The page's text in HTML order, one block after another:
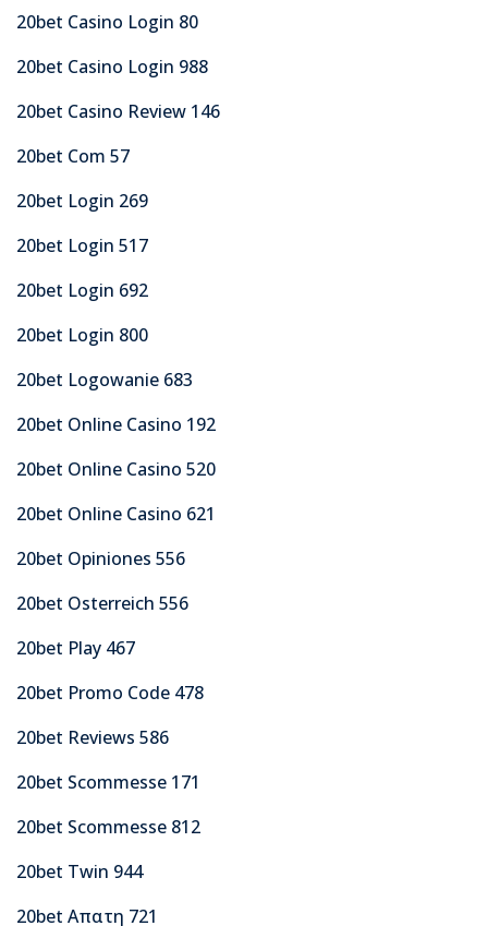
20bet Casino Login 80
20bet Casino Login 988
20bet Casino Review 146
20bet Com 57
20bet Login 269
20bet Login 517
20bet Login 692
20bet Login 800
20bet Logowanie 683
20bet Online Casino 192
20bet Online Casino 520
20bet Online Casino 621
20bet Opiniones 556
20bet Osterreich 556
20bet Play 467
20bet Promo Code 478
20bet Reviews 586
20bet Scommesse 171
20bet Scommesse 812
20bet Twin 944
20bet Απατη 721